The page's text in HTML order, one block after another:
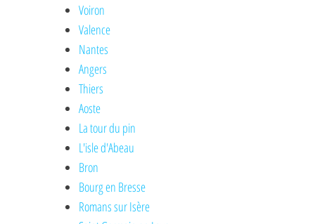
Voiron
Valence
Nantes
Angers
Thiers
Aoste
La tour du pin
L'isle d'Abeau
Bron
Bourg en Bresse
Romans sur Isère